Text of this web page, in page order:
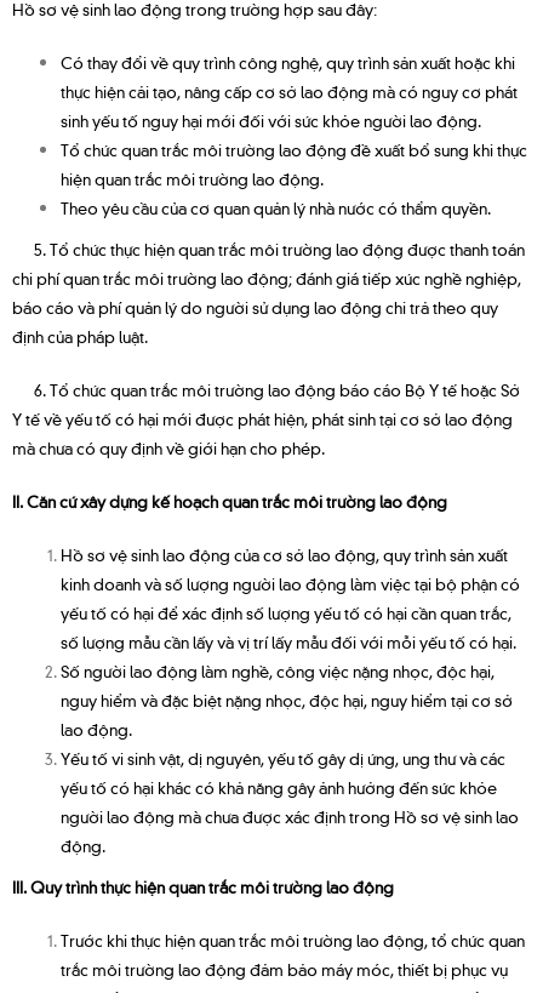
Hồ sơ vệ sinh lao động trong trường hợp sau đây:
Có thay đổi về quy trình công nghệ, quy trình sản xuất hoặc khi
thực hiện cải tạo, nâng cấp cơ sở lao động mà có nguy cơ phát
sinh yếu tố nguy hại mới đối với sức khỏe người lao động.
Tổ chức quan trắc môi trường lao động đề xuất bổ sung khi thực
hiện quan trắc môi trường lao động.
Theo yêu cầu của cơ quan quản lý nhà nước có thẩm quyền.
5. Tổ chức thực hiện quan trắc môi trường lao động được thanh toán
chi phí quan trắc môi trường lao động; đánh giá tiếp xúc nghề nghiệp,
báo cáo và phí quản lý do người sử dụng lao động chi trả theo quy
định của pháp luật.
6. Tổ chức quan trắc môi trường lao động báo cáo Bộ Y tế hoặc Sở
Y tế về yếu tố có hại mới được phát hiện, phát sinh tại cơ sở lao động
mà chưa có quy định về giới hạn cho phép.
II. Căn cứ xây dựng kế hoạch quan trắc môi trường lao động
Hồ sơ vệ sinh lao động của cơ sở lao động, quy trình sản xuất
kinh doanh và số lượng người lao động làm việc tại bộ phận có
yếu tố có hại để xác định số lượng yếu tố có hại cần quan trắc,
số lượng mẫu cần lấy và vị trí lấy mẫu đối với mỗi yếu tố có hại.
Số người lao động làm nghề, công việc nặng nhọc, độc hại,
nguy hiểm và đặc biệt nặng nhọc, độc hại, nguy hiểm tại cơ sở
lao động.
Yếu tố vi sinh vật, dị nguyên, yếu tố gây dị ứng, ung thư và các
yếu tố có hại khác có khả năng gây ảnh hưởng đến sức khỏe
người lao động mà chưa được xác định trong Hồ sơ vệ sinh lao
động.
III. Quy trình thực hiện quan trắc môi trường lao động
Trước khi thực hiện quan trắc môi trường lao động, tổ chức quan
trắc môi trường lao động đảm bảo máy móc, thiết bị phục vụ